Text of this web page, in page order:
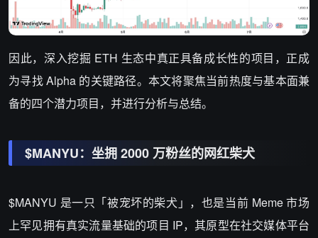
因此，深入挖掘 ETH 生态中真正具备成长性的项目，正成
为寻找 Alpha 的关键路径。本文将聚焦当前热度与基本面兼
备的四个潜力项目，并进行分析与总结。
$MANYU：坐拥 2000 万粉丝的网红柴犬
$MANYU 是一只「被宠坏的柴犬」，也是当前 Meme 市场
上罕见拥有真实流量基础的项目 IP，其原型在社交媒体平台